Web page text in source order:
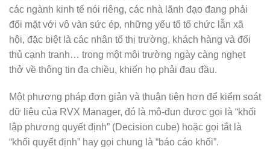
các ngành kinh tế nói riêng, các nhà lãnh đạo đang phải
đối mặt với vô vàn sức ép, những yếu tố tổ chức lẫn xã
hội, đặc biệt là các nhân tố thị trường, khách hàng và đối
thủ cạnh tranh… trong một môi trường ngày càng nghẹt
thở về thông tin đa chiều, khiến họ phải đau đầu.
Một phương pháp đơn giản và thuận tiện hơn để kiểm soát
dữ liệu của RVX Manager, đó là mô-đun được gọi là “khối
lập phương quyết định” (Decision cube) hoặc gọi tắt là
“khối quyết định” hay gọi chung là “báo cáo khối”.